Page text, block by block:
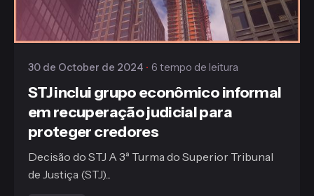
Publicado
Gaiofato & Galvão
30 de October de 2024 6 tempo de leitura
STJ inclui grupo econômico informal
em recuperação judicial para
proteger credores
Decisão do STJ A 3ª Turma do Superior Tribunal
de Justiça (STJ)...